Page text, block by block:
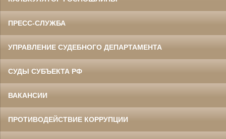
ПРЕСС-СЛУЖБА
УПРАВЛЕНИЕ СУДЕБНОГО ДЕПАРТАМЕНТА
СУДЫ СУБЪЕКТА РФ
ВАКАНСИИ
ПРОТИВОДЕЙСТВИЕ КОРРУПЦИИ